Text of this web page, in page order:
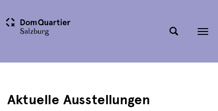
Aktuelle Ausstellungen